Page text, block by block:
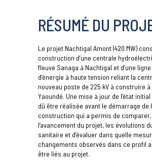
RÉSUMÉ DU
Le projet Nachtigal Amont (420 MW)
construction d’une centrale
fleuve Sanaga à Nachtigal et d’une
d’énergie à haute tension reliant la
nouveau poste de 225 kV à construire à
Yaoundé. Une mise à jour de l’état
dû être réalisée avant le démarrage de
construction qui a permis de
l’avancement du projet, les évolutions
sanitaire et d’évaluer dans quelle
changements observés dans ce profil
être liés au projet.